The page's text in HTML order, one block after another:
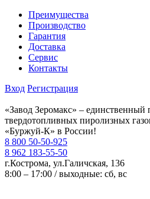
Преимущества
Производство
Гарантия
Доставка
Сервис
Контакты
Вход Регистрация
«Завод Зеромакс» – единственный
твердотопливных пиролизных
«Буржуй-К» в России!
8 800 50-50-925
8 962 183-55-50
г.Кострома, ул.Галичская, 136
8:00 – 17:00 / выходные: сб, вс